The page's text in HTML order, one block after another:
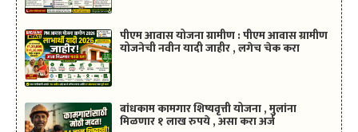
पीएम आवास योजना ग्रामीण : पीएम आवास ग्रामीण
योजनेची नवीन यादी जाहीर , लगेच चेक करा
बांधकाम कामगार शिष्यवृत्ती योजना , मुलांना
मिळणार १ लाख रुपये , असा करा अर्ज